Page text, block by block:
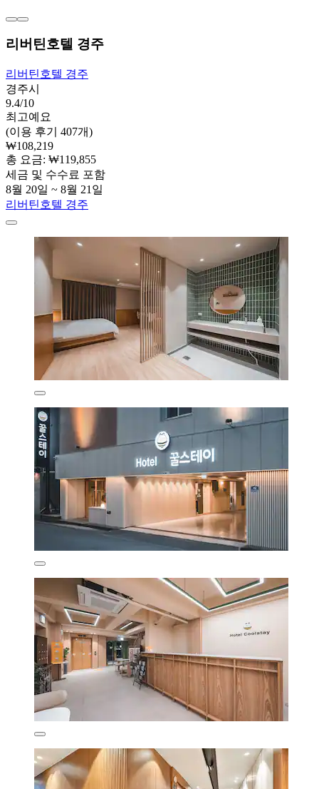
리버틴호텔 경주
리버틴호텔 경주
경주시
9.4/10
최고예요
(이용 후기 407개)
₩108,219
총 요금: ₩119,855
세금 및 수수료 포함
8월 20일 ~ 8월 21일
리버틴호텔 경주